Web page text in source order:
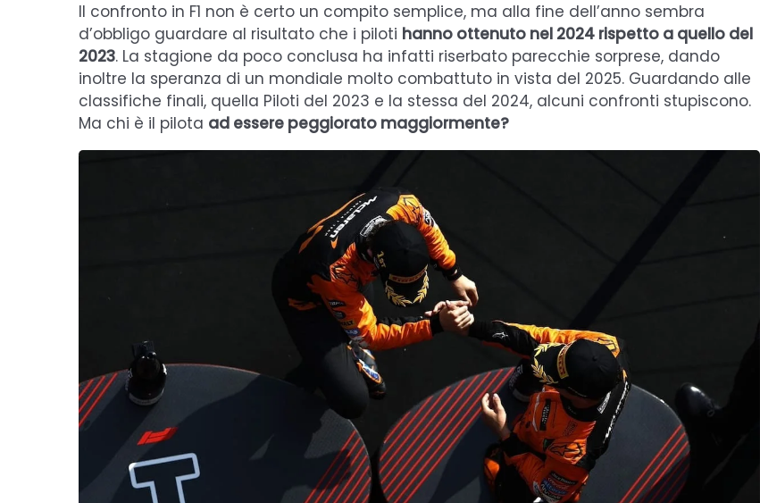
Il confronto in F1 non è certo un compito semplice, ma alla fine dell’anno sembra
d’obbligo guardare al risultato che i piloti hanno ottenuto nel 2024 rispetto a quello del
2023. La stagione da poco conclusa ha infatti riserbato parecchie sorprese, dando
inoltre la speranza di un mondiale molto combattuto in vista del 2025. Guardando alle
classifiche finali, quella Piloti del 2023 e la stessa del 2024, alcuni confronti stupiscono.
Ma chi è il pilota ad essere peggiorato maggiormente?